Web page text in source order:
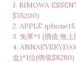
1. RIMOWA
$35200)
2. APPLE
3. 免單*1 (價值:無上
4.
盒)*1位(價值$8280)